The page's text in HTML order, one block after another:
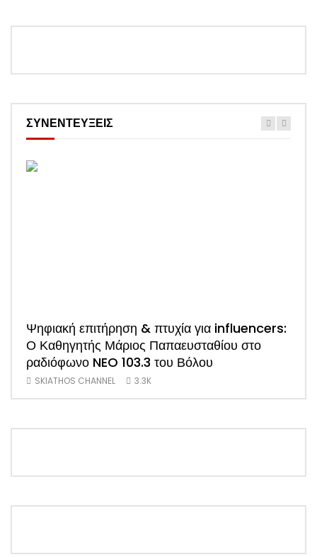
ΣΥΝΕΝΤΕΥΞΕΙΣ
Ψηφιακή επιτήρηση & πτυχία για influencers:
Ο Καθηγητής Μάριος Παπαευσταθίου στο
ραδιόφωνο NEO 103.3 του Βόλου
SKIATHOS CHANNEL 3.3K